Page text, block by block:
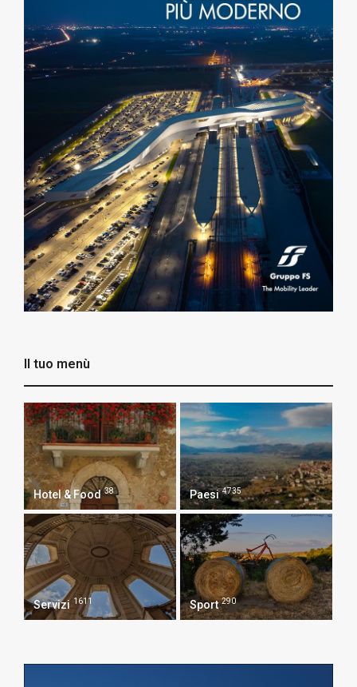
Il tuo menù
Hotel & Food 38 Paesi 4735
Servizi 1611 Sport 290